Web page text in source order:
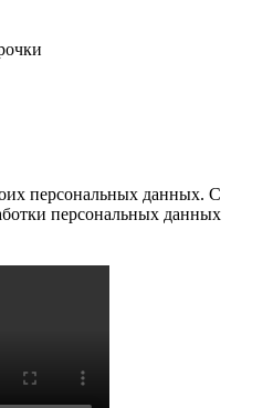
персональных данных. С
персональных данных